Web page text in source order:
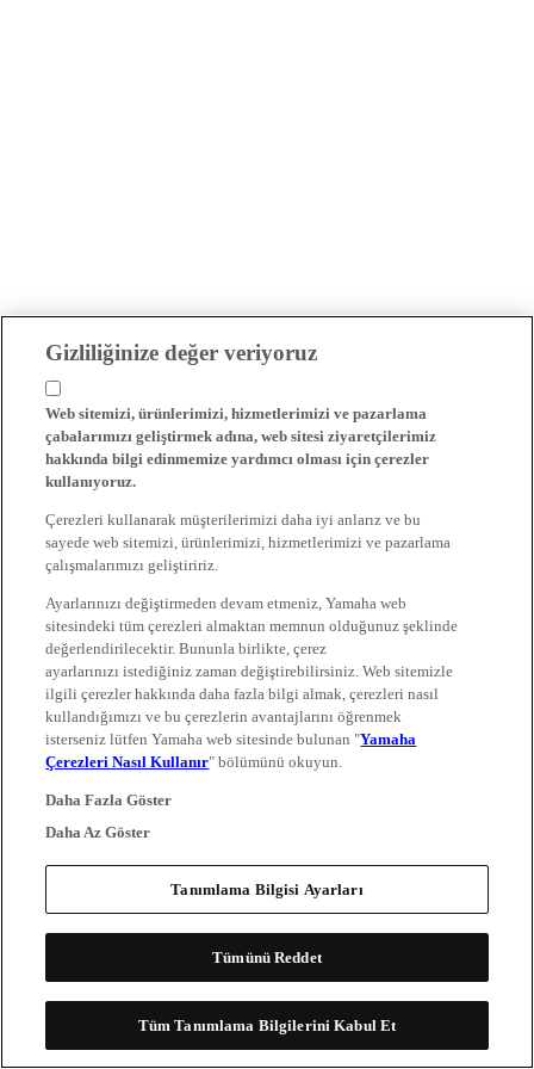
Gizliliğinize değer veriyoruz
Web sitemizi, ürünlerimizi, hizmetlerimizi ve pazarlama
çabalarımızı geliştirmek adına, web sitesi ziyaretçilerimiz
hakkında bilgi edinmemize yardımcı olması için çerezler
kullanıyoruz.
Çerezleri kullanarak müşterilerimizi daha iyi anlarız ve bu
sayede web sitemizi, ürünlerimizi, hizmetlerimizi ve pazarlama
çalışmalarımızı geliştiririz.
Ayarlarınızı değiştirmeden devam etmeniz, Yamaha web
sitesindeki tüm çerezleri almaktan memnun olduğunuz şeklinde
değerlendirilecektir. Bununla birlikte, çerez
ayarlarınızı istediğiniz zaman değiştirebilirsiniz. Web sitemizle
ilgili çerezler hakkında daha fazla bilgi almak, çerezleri nasıl
kullandığımızı ve bu çerezlerin avantajlarını öğrenmek
isterseniz lütfen Yamaha web sitesinde bulunan "Yamaha
Çerezleri Nasıl Kullanır" bölümünü okuyun.
Daha Fazla Göster
Daha Az Göster
Tanımlama Bilgisi Ayarları
Tümünü Reddet
Tüm Tanımlama Bilgilerini Kabul Et